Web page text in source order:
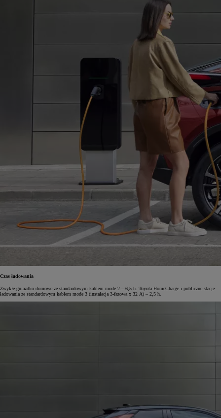
Czas ładowania
Zwykłe gniazdko domowe ze standardowym kablem mode 2 – 6,5 h. Toyota HomeCharge i publiczne stacje
ładowania ze standardowym kablem mode 3 (instalacja 3-fazowa x 32 A) – 2,5 h.